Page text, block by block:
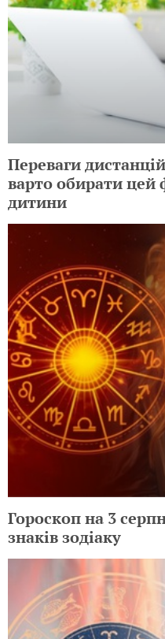
Переваги
варто обирати
дитини
Гороскоп на 3
знаків зодіаку